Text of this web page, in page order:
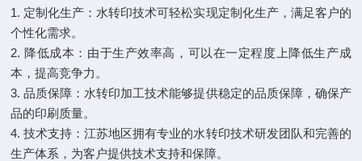
1. 定制化生产：水转印技术可轻松实现定制化生产，满足客户的
个性化需求。
2. 降低成本：由于生产效率高，可以在一定程度上降低生产成
本，提高竞争力。
3. 品质保障：水转印加工技术能够提供稳定的品质保障，确保产
品的印刷质量。
4. 技术支持：江苏地区拥有专业的水转印技术研发团队和完善的
生产体系，为客户提供技术支持和保障。